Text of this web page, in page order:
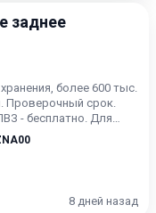
заднее
более 600 тыс.
Проверочный срок.
- бесплатно. Для
8 дней назад